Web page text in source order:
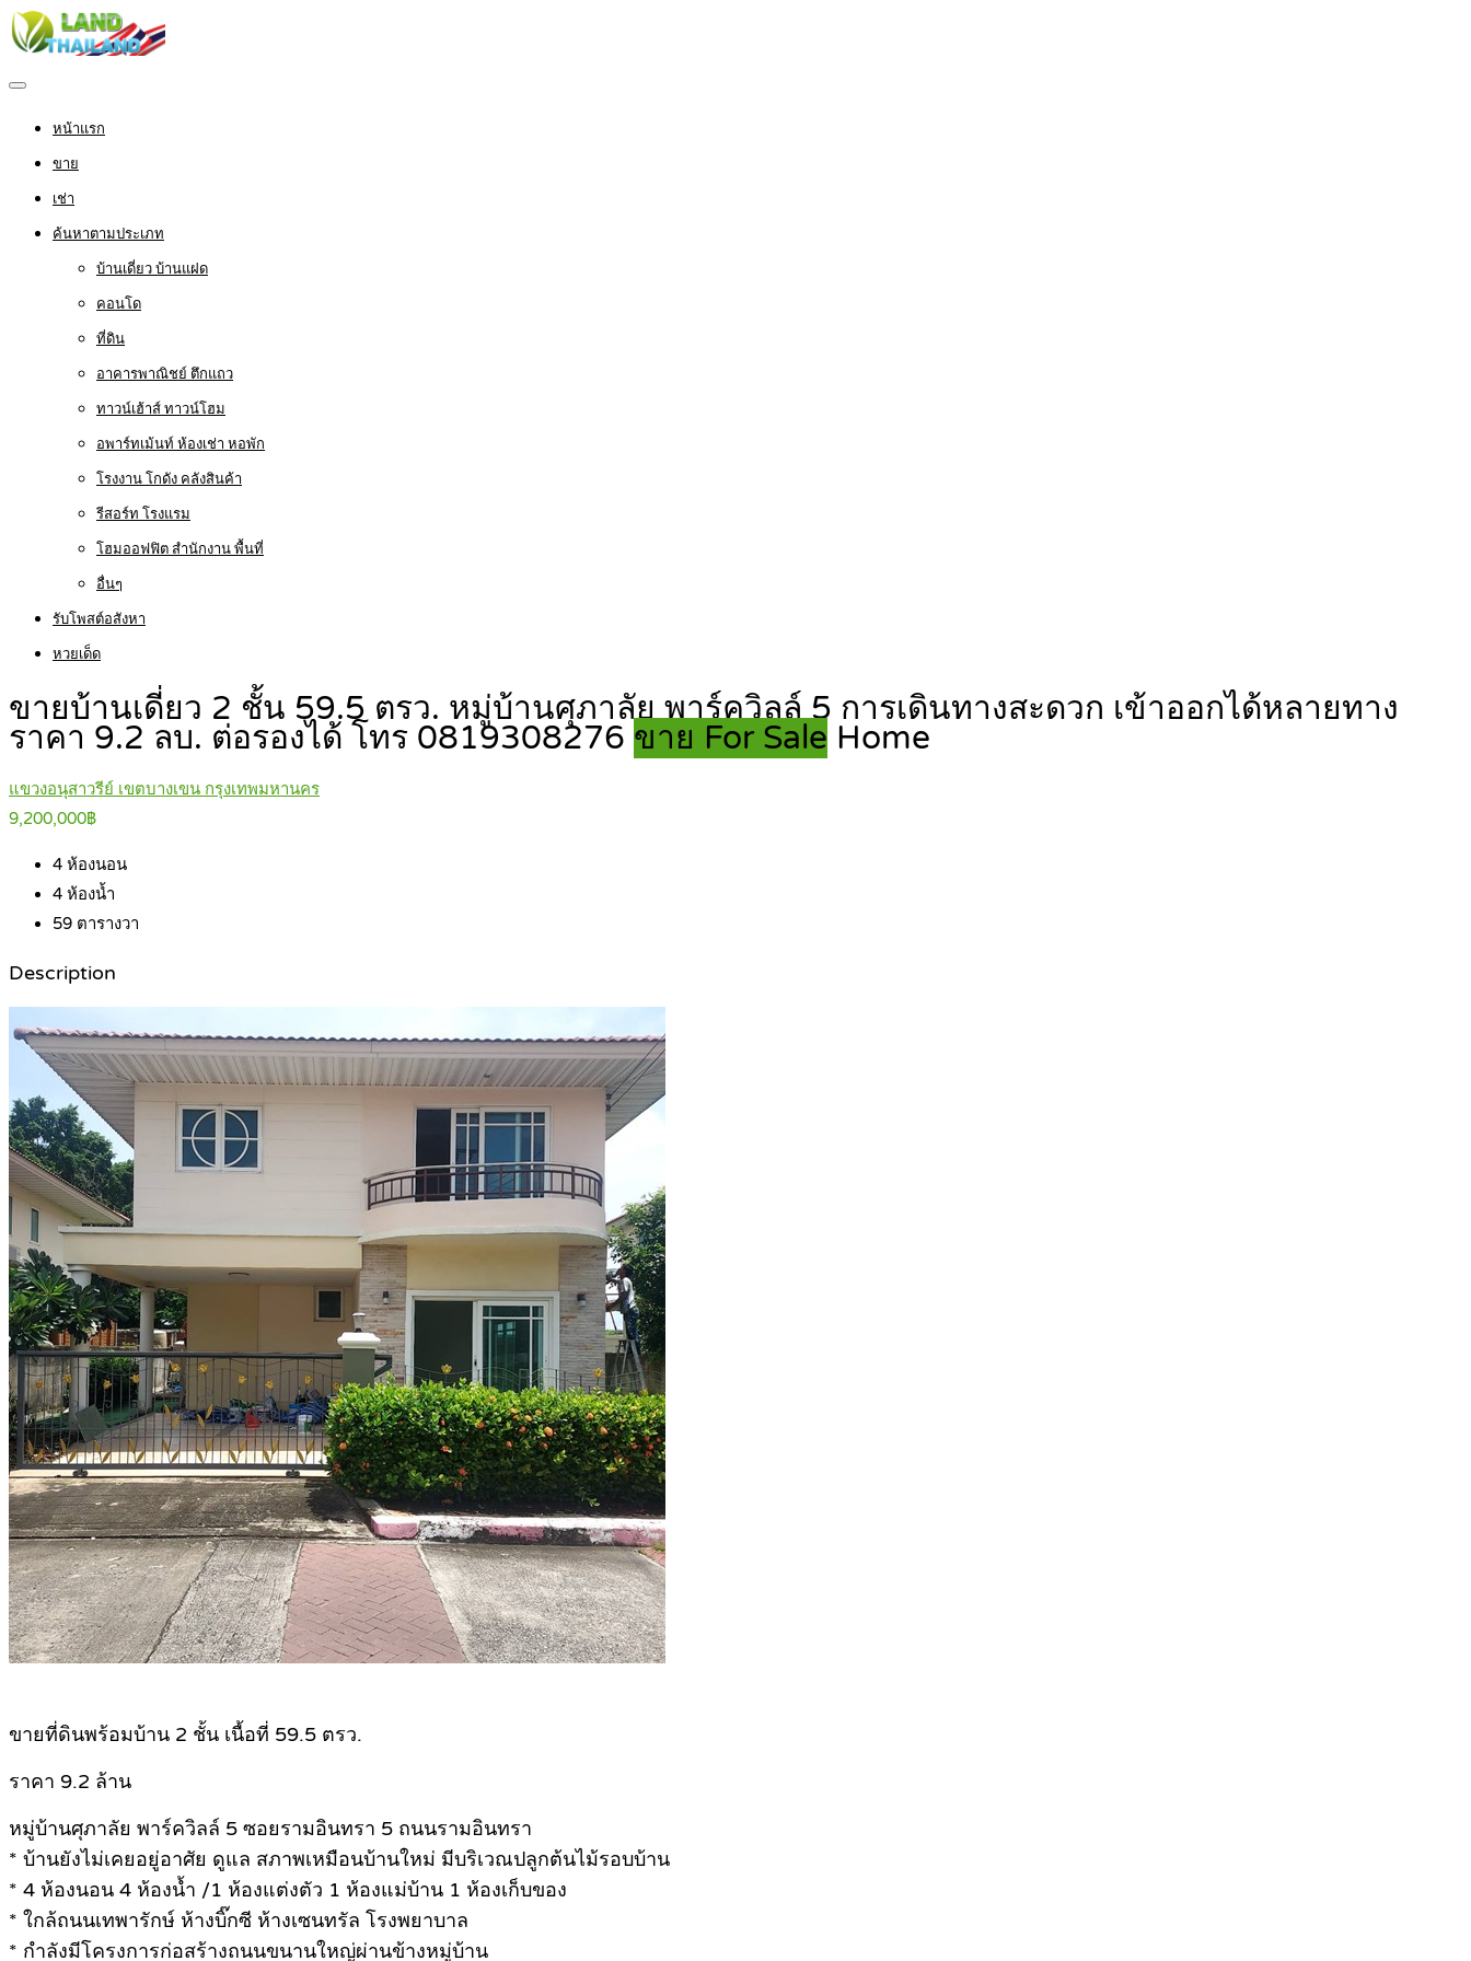
หน้าแรก
ขาย
เช่า
ค้นหาตามประเภท
บ้านเดี่ยว บ้านแฝด
คอนโด
ที่ดิน
อาคารพาณิชย์ ตึกแถว
ทาวน์เฮ้าส์ ทาวน์โฮม
อพาร์ทเม้นท์ ห้องเช่า หอพัก
โรงงาน โกดัง คลังสินค้า
รีสอร์ท โรงแรม
โฮมออฟฟิต สำนักงาน พื้นที่
อื่นๆ
รับโพสต์อสังหา
หวยเด็ด
ขายบ้านเดี่ยว 2 ชั้น 59.5 ตรว. หมู่บ้านศุภาลัย พาร์ควิลล์ 5 การเดินทางสะดวก เข้าออกได้หลายทาง
ราคา 9.2 ลบ. ต่อรองได้ โทร 0819308276 ขาย For Sale Home
แขวงอนุสาวรีย์ เขตบางเขน กรุงเทพมหานคร
9,200,000฿
4 ห้องนอน
4 ห้องน้ำ
59 ตารางวา
Description
ขายที่ดินพร้อมบ้าน 2 ชั้น เนื้อที่ 59.5 ตรว.
ราคา 9.2 ล้าน
หมู่บ้านศุภาลัย พาร์ควิลล์ 5 ซอยรามอินทรา 5 ถนนรามอินทรา
* บ้านยังไม่เคยอยู่อาศัย ดูแล สภาพเหมือนบ้านใหม่ มีบริเวณปลูกต้นไม้รอบบ้าน
* 4 ห้องนอน 4 ห้องน้ำ /1 ห้องแต่งตัว 1 ห้องแม่บ้าน 1 ห้องเก็บของ
* ใกล้ถนนเทพารักษ์ ห้างบิ๊กซี ห้างเซนทรัล โรงพยาบาล
* กำลังมีโครงการก่อสร้างถนนขนานใหญ่ผ่านข้างหมู่บ้าน